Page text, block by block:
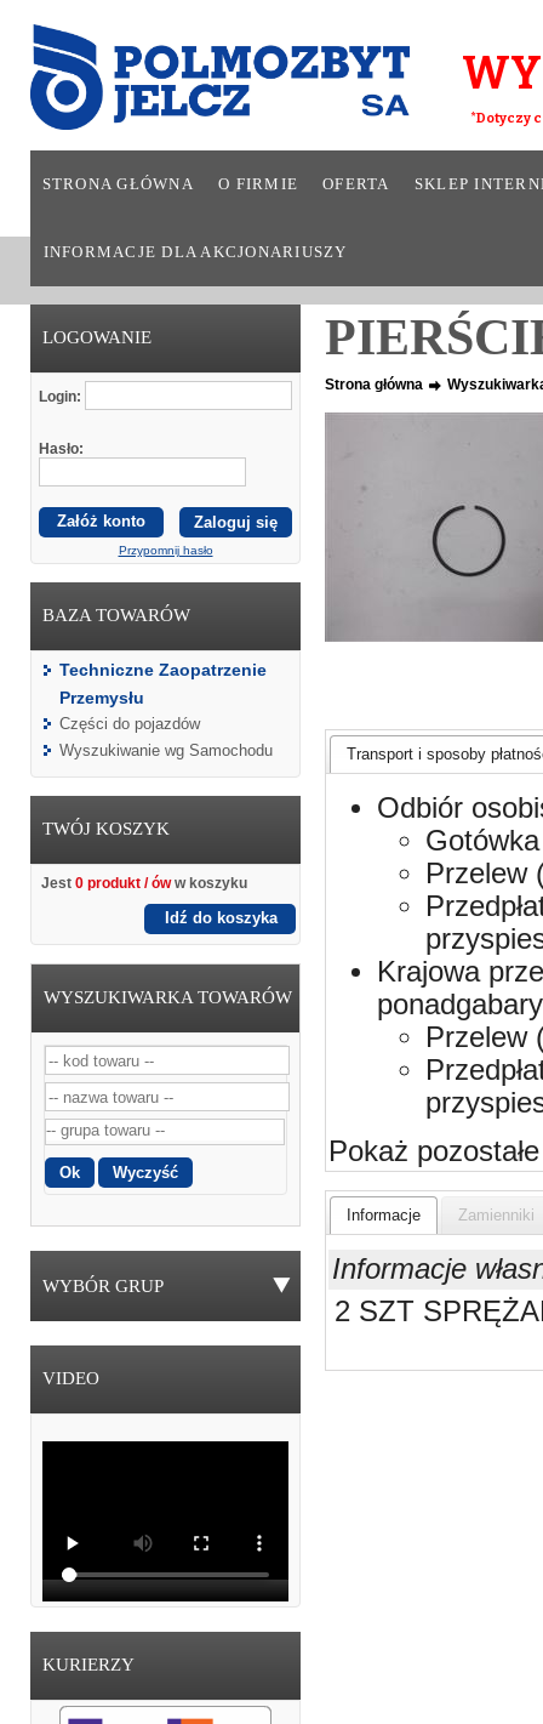
*Dotyczy
STRONA GŁÓWNA O FIRMIE OFERTA SKLEP
INFORMACJE DLA AKCJONARIUSZY
LOGOWANIE
Login:
Hasło:
Załóż konto
Przypomnij hasło
BAZA TOWARÓW
Techniczne Zaopatrzenie
Przemysłu
Części do pojazdów
Wyszukiwanie wg Samochodu
TWÓJ KOSZYK
Jest 0 produkt / óww koszyku
Idź do koszyka
WYSZUKIWARKA TOWARÓW
WYBÓR GRUP
VIDEO
KURIERZY
Strona główna
Transport i sposoby
Odbiór
Przelew
Krajowa
Przelew
Pokaż pozostałe
Informacje Zamienniki
Informacje
2 SZT